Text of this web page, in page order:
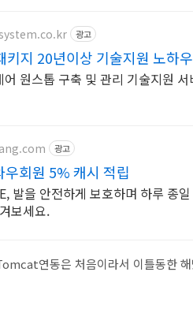
광고
키지 20년이상 기술지원 노하우
원스톱 구축 및 관리 기술지원
광고
우회원 5% 캐시 적립
발을 안전하게 보호하며 하루 종
보세요.
연동은 처음이라서 이틀동한